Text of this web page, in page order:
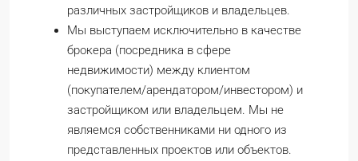
различных застройщиков и владельцев.
Мы выступаем исключительно в качестве
брокера (посредника в сфере
недвижимости) между клиентом
(покупателем/арендатором/инвестором) и
застройщиком или владельцем. Мы не
являемся собственниками ни одного из
представленных проектов или объектов.